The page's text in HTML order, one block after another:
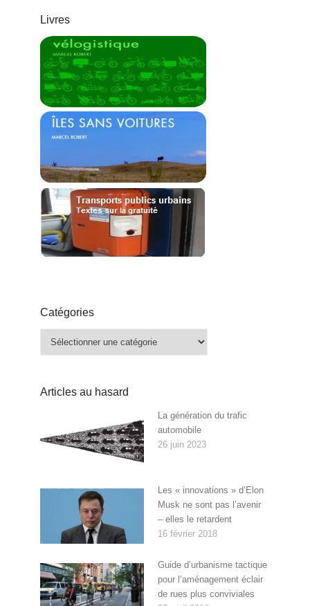
Livres
Catégories
Catégories
Articles au hasard
La génération du trafic
automobile
26 juin 2023
Les « innovations » d’Elon
Musk ne sont pas l’avenir
– elles le retardent
16 février 2018
Guide d’urbanisme tactique
pour l’aménagement éclair
de rues plus conviviales